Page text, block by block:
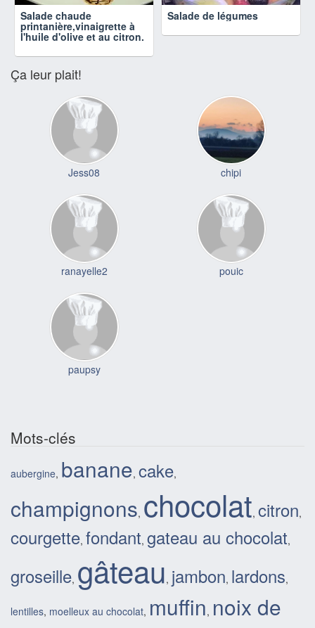
Salade chaude
printanière,vinaigrette à
l'huile d'olive et au citron.
Salade de légumes
Ça leur plait!
Jess08 chipi
ranayelle2 pouic
paupsy
Mots-clés
aubergine, banane, cake,
champignons, chocolat, citron,
courgette, fondant, gateau au chocolat,
groseille, gâteau, jambon, lardons,
lentilles, moelleux au chocolat, muffin, noix de